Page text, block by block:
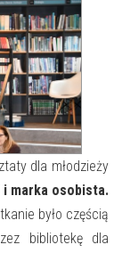
dla młodzieży
i marka osobista.
było częścią
bibliotekę dla